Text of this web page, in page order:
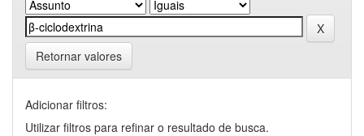
Retornar valores
Adicionar filtros:
Utilizar filtros para refinar o resultado de busca.